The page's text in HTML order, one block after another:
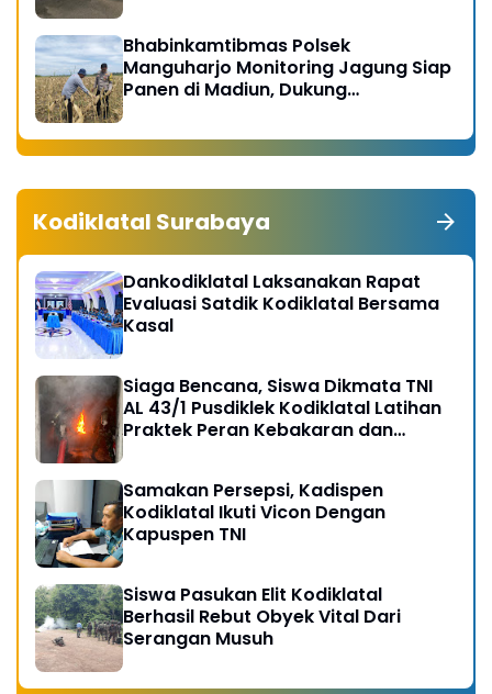
Bhabinkamtibmas Polsek
Manguharjo Monitoring Jagung Siap
Panen di Madiun, Dukung
Kodiklatal Surabaya
Dankodiklatal Laksanakan Rapat
Evaluasi Satdik Kodiklatal Bersama
Kasal
Siaga Bencana, Siswa Dikmata TNI
AL 43/1 Pusdiklek Kodiklatal Latihan
Praktek Peran Kebakaran dan
Samakan Persepsi, Kadispen
Kodiklatal Ikuti Vicon Dengan
Kapuspen TNI
Siswa Pasukan Elit Kodiklatal
Berhasil Rebut Obyek Vital Dari
Serangan Musuh